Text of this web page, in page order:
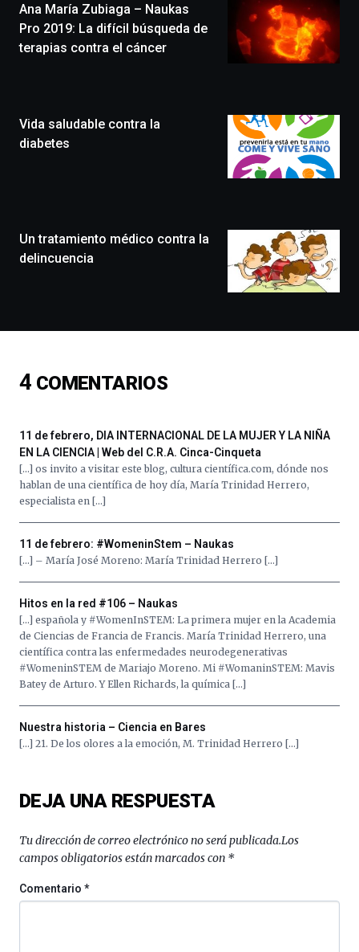
novena
edición
de
un
festival
monólogos,
exposiciones,
de
16
al
octubre.
iniciativa,
organizada
por
la
Ana María Zubiaga – Naukas
Pro 2019: La difícil búsqueda de
terapias contra el cáncer
Vida saludable contra la
diabetes
Un tratamiento médico contra la
delincuencia
4 COMENTARIOS
11 de febrero, DIA INTERNACIONAL DE LA MUJER Y LA NIÑA
EN LA CIENCIA | Web del C.R.A. Cinca-Cinqueta
[…] os invito a visitar este blog, cultura científica.com, dónde nos
hablan de una científica de hoy día, María Trinidad Herrero,
especialista en […]
11 de febrero: #WomeninStem – Naukas
[…] – María José Moreno: María Trinidad Herrero […]
Hitos en la red #106 – Naukas
[…] española y #WomenInSTEM: La primera mujer en la Academia
de Ciencias de Francia de Francis. María Trinidad Herrero, una
científica contra las enfermedades neurodegenerativas
#WomeninSTEM de Mariajo Moreno. Mi #WomaninSTEM: Mavis
Batey de Arturo. Y Ellen Richards, la química […]
Nuestra historia – Ciencia en Bares
[…] 21. De los olores a la emoción, M. Trinidad Herrero […]
DEJA UNA RESPUESTA
Tu dirección de correo electrónico no será publicada.Los
campos obligatorios están marcados con *
Comentario*